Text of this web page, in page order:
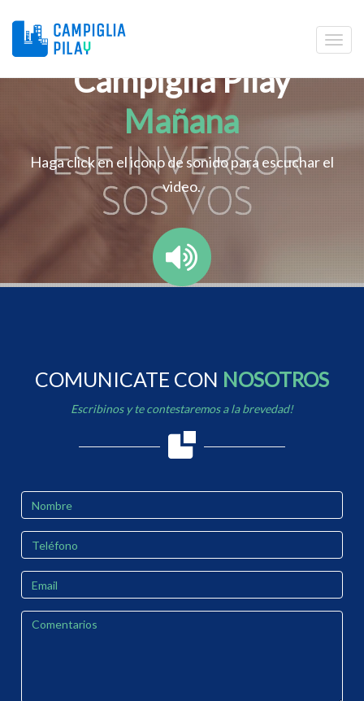
Campiglia Pilay
Mañana
Haga click en el icono de sonido para escuchar el
video.
COMUNICATE CON NOSOTROS
Escribinos y te contestaremos a la brevedad!